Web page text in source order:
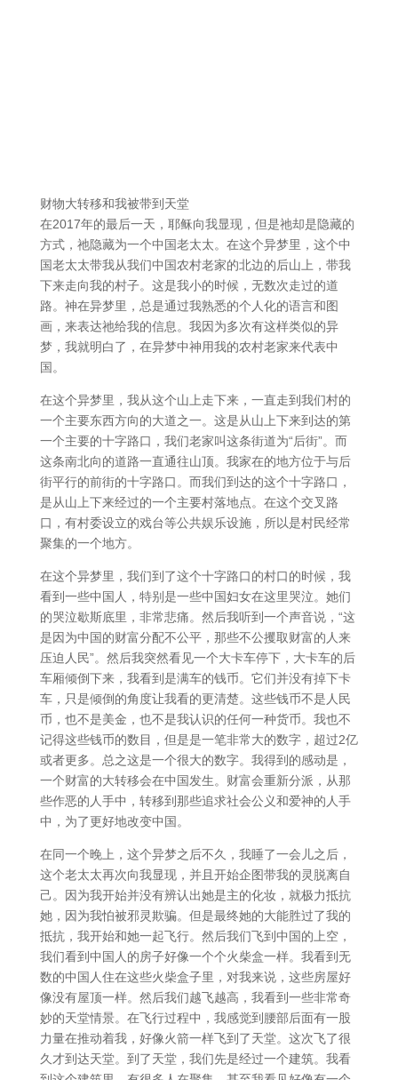
财物大转移和我被带到天堂
在2017年的最后一天，耶稣向我显现，但是祂却是隐藏的
方式，祂隐藏为一个中国老太太。在这个异梦里，这个中
国老太太带我从我们中国农村老家的北边的后山上，带我
下来走向我的村子。这是我小的时候，无数次走过的道
路。神在异梦里，总是通过我熟悉的个人化的语言和图
画，来表达祂给我的信息。我因为多次有这样类似的异
梦，我就明白了，在异梦中神用我的农村老家来代表中
国。
在这个异梦里，我从这个山上走下来，一直走到我们村的
一个主要东西方向的大道之一。这是从山上下来到达的第
一个主要的十字路口，我们老家叫这条街道为“后街”。而
这条南北向的道路一直通往山顶。我家在的地方位于与后
街平行的前街的十字路口。而我们到达的这个十字路口，
是从山上下来经过的一个主要村落地点。在这个交叉路
口，有村委设立的戏台等公共娱乐设施，所以是村民经常
聚集的一个地方。
在这个异梦里，我们到了这个十字路口的村口的时候，我
看到一些中国人，特别是一些中国妇女在这里哭泣。她们
的哭泣歇斯底里，非常悲痛。然后我听到一个声音说，“这
是因为中国的财富分配不公平，那些不公攫取财富的人来
压迫人民”。然后我突然看见一个大卡车停下，大卡车的后
车厢倾倒下来，我看到是满车的钱币。它们并没有掉下卡
车，只是倾倒的角度让我看的更清楚。这些钱币不是人民
币，也不是美金，也不是我认识的任何一种货币。我也不
记得这些钱币的数目，但是是一笔非常大的数字，超过2亿
或者更多。总之这是一个很大的数字。我得到的感动是，
一个财富的大转移会在中国发生。财富会重新分派，从那
些作恶的人手中，转移到那些追求社会公义和爱神的人手
中，为了更好地改变中国。
在同一个晚上，这个异梦之后不久，我睡了一会儿之后，
这个老太太再次向我显现，并且开始企图带我的灵脱离自
己。因为我开始并没有辨认出她是主的化妆，就极力抵抗
她，因为我怕被邪灵欺骗。但是最终她的大能胜过了我的
抵抗，我开始和她一起飞行。然后我们飞到中国的上空，
我们看到中国人的房子好像一个个火柴盒一样。我看到无
数的中国人住在这些火柴盒子里，对我来说，这些房屋好
像没有屋顶一样。然后我们越飞越高，我看到一些非常奇
妙的天堂情景。在飞行过程中，我感觉到腰部后面有一股
力量在推动着我，好像火箭一样飞到了天堂。这次飞了很
久才到达天堂。到了天堂，我们先是经过一个建筑。我看